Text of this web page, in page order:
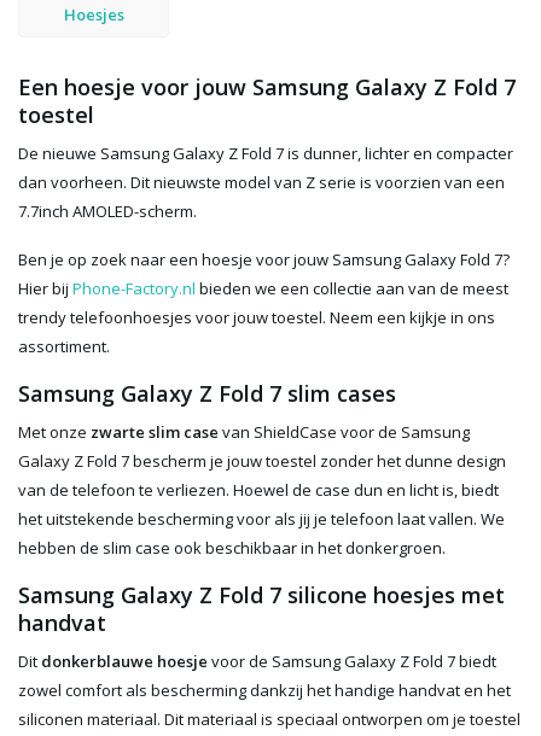
Hoesjes
Een hoesje voor jouw Samsung Galaxy Z Fold 7
toestel
De nieuwe Samsung Galaxy Z Fold 7 is dunner, lichter en compacter
dan voorheen. Dit nieuwste model van Z serie is voorzien van een
7.7inch AMOLED-scherm.
Ben je op zoek naar een hoesje voor jouw Samsung Galaxy Fold 7?
Hier bij Phone-Factory.nl bieden we een collectie aan van de meest
trendy telefoonhoesjes voor jouw toestel. Neem een kijkje in ons
assortiment.
Samsung Galaxy Z Fold 7 slim cases
Met onze zwarte slim case van ShieldCase voor de Samsung
Galaxy Z Fold 7 bescherm je jouw toestel zonder het dunne design
van de telefoon te verliezen. Hoewel de case dun en licht is, biedt
het uitstekende bescherming voor als jij je telefoon laat vallen. We
hebben de slim case ook beschikbaar in het donkergroen.
Samsung Galaxy Z Fold 7 silicone hoesjes met
handvat
Dit donkerblauwe hoesje voor de Samsung Galaxy Z Fold 7 biedt
zowel comfort als bescherming dankzij het handige handvat en het
siliconen materiaal. Dit materiaal is speciaal ontworpen om je toestel